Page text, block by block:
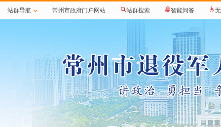
站群导航 常州市政府门户网站 站群搜索 智能问答